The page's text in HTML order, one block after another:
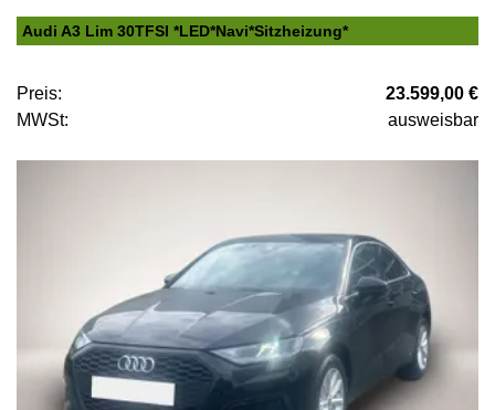
Audi A3 Lim 30TFSI *LED*Navi*Sitzheizung*
Preis:
23.599,00 €
MWSt:
ausweisbar